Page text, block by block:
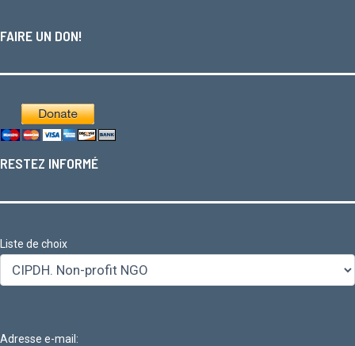
FAIRE UN DON!
RESTEZ INFORMÉ
Liste de choix
Adresse e-mail: